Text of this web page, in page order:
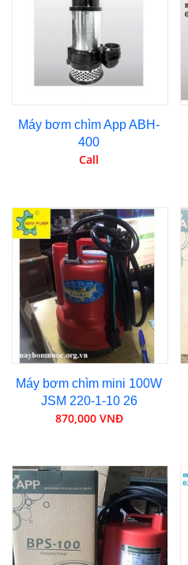
Máy bơm chìm App ABH-
400
Call
Máy bơm chìm mini 100W
JSM 220-1-10 26
870,000 VNĐ